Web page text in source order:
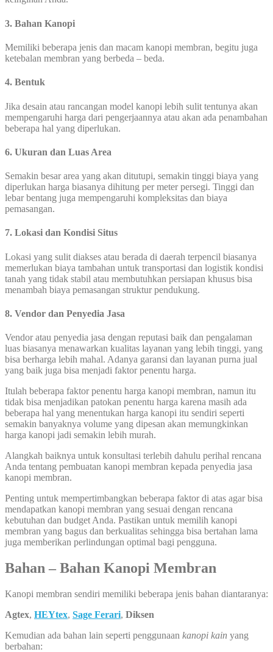
3. Bahan Kanopi
Memiliki beberapa jenis dan macam kanopi membran, begitu juga
ketebalan membran yang berbeda – beda.
4. Bentuk
Jika desain atau rancangan model kanopi lebih sulit tentunya akan
mempengaruhi harga dari pengerjaannya atau akan ada penambahan
beberapa hal yang diperlukan.
6. Ukuran dan Luas Area
Semakin besar area yang akan ditutupi, semakin tinggi biaya yang
diperlukan harga biasanya dihitung per meter persegi. Tinggi dan
lebar bentang juga mempengaruhi kompleksitas dan biaya
pemasangan.
7. Lokasi dan Kondisi Situs
Lokasi yang sulit diakses atau berada di daerah terpencil biasanya
memerlukan biaya tambahan untuk transportasi dan logistik kondisi
tanah yang tidak stabil atau membutuhkan persiapan khusus bisa
menambah biaya pemasangan struktur pendukung.
8. Vendor dan Penyedia Jasa
Vendor atau penyedia jasa dengan reputasi baik dan pengalaman
luas biasanya menawarkan kualitas layanan yang lebih tinggi, yang
bisa berharga lebih mahal. Adanya garansi dan layanan purna jual
yang baik juga bisa menjadi faktor penentu harga.
Itulah beberapa faktor penentu harga kanopi membran, namun itu
tidak bisa menjadikan patokan penentu harga karena masih ada
beberapa hal yang menentukan harga kanopi itu sendiri seperti
semakin banyaknya volume yang dipesan akan memungkinkan
harga kanopi jadi semakin lebih murah.
Alangkah baiknya untuk konsultasi terlebih dahulu perihal rencana
Anda tentang pembuatan kanopi membran kepada penyedia jasa
kanopi membran.
Penting untuk mempertimbangkan beberapa faktor di atas agar bisa
mendapatkan kanopi membran yang sesuai dengan rencana
kebutuhan dan budget Anda. Pastikan untuk memilih kanopi
membran yang bagus dan berkualitas sehingga bisa bertahan lama
juga memberikan perlindungan optimal bagi pengguna.
Bahan – Bahan Kanopi Membran
Kanopi membran sendiri memiliki beberapa jenis bahan diantaranya:
Agtex, HEYtex, Sage Ferari, Diksen
Kemudian ada bahan lain seperti penggunaan kanopi kain yang
berbahan: